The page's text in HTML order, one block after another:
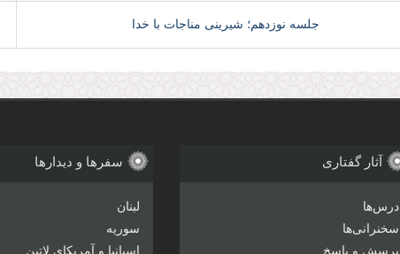
جلسه نوزدهم؛ شیرینی مناجات با خدا
آثار گفتاری
درس‌ها
سخنرانی‌ها
پرسش و پاسخ
سفرها و دیدارها
لبنان
سوریه
اسپانیا و آمریکای لاتین